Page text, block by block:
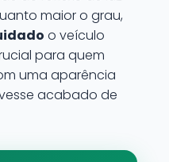
maior o grau,
o veículo
para quem
uma aparência
acabado de